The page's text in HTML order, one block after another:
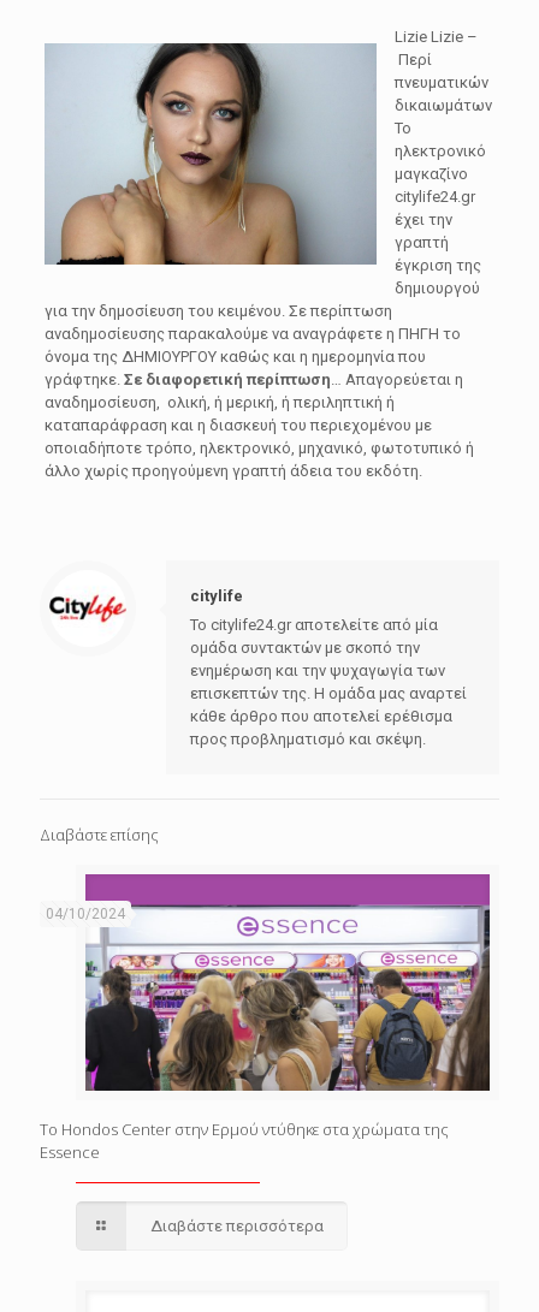
Lizie Lizie –
Περί
πνευματικών
δικαιωμάτων
Το
ηλεκτρονικό
μαγκαζίνο
citylife24.gr
έχει την
γραπτή
έγκριση της
δημιουργού
για την δημοσίευση του κειμένου. Σε περίπτωση
αναδημοσίευσης παρακαλούμε να αναγράφετε η ΠΗΓΗ το
όνομα της ΔΗΜΙΟΥΡΓΟΥ καθώς και η ημερομηνία που
γράφτηκε. Σε διαφορετική περίπτωση… Απαγορεύεται η
αναδημοσίευση, ολική, ή μερική, ή περιληπτική ή
καταπαράφραση και η διασκευή του περιεχομένου με
οποιαδήποτε τρόπο, ηλεκτρονικό, μηχανικό, φωτοτυπικό ή
άλλο χωρίς προηγούμενη γραπτή άδεια του εκδότη.
citylife
Το citylife24.gr αποτελείτε από μία
ομάδα συντακτών με σκοπό την
ενημέρωση και την ψυχαγωγία των
επισκεπτών της. Η ομάδα μας αναρτεί
κάθε άρθρο που αποτελεί ερέθισμα
προς προβληματισμό και σκέψη.
Διαβάστε επίσης
04/10/2024
Το Hondos Center στην Ερμού ντύθηκε στα χρώματα της
Essence
Διαβάστε περισσότερα